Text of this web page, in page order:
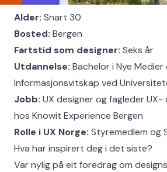
Alder: Snart 30
Bosted: Bergen
Fartstid som designer: Seks år
Utdannelse: Bachelor i Nye
Informasjonsvitskap ved
Jobb: UX designer og fagleder
hos Knowit Experience Bergen
Rolle i UX Norge: Styremedlem og
Hva har inspirert deg i det siste?
Var nylig på eit foredrag om